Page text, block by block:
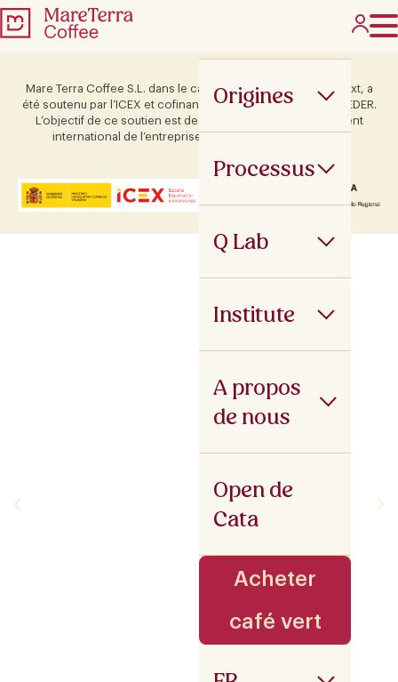
Origines
Processus
Q Lab
Institute
A propos
de nous
Open de
Cata
Acheter
café vert
Mare Terra Coffee S.L. dans le cadre du programme ICEX Next, a
été soutenu par l’ICEX et cofinancé par le fonds européen FEDER.
L’objectif de ce soutien est de contribuer au développement
international de l’entreprise et de son environnement.